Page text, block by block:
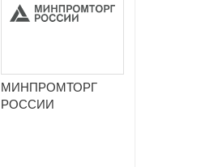
МИНПРОМТОРГ
РОССИИ